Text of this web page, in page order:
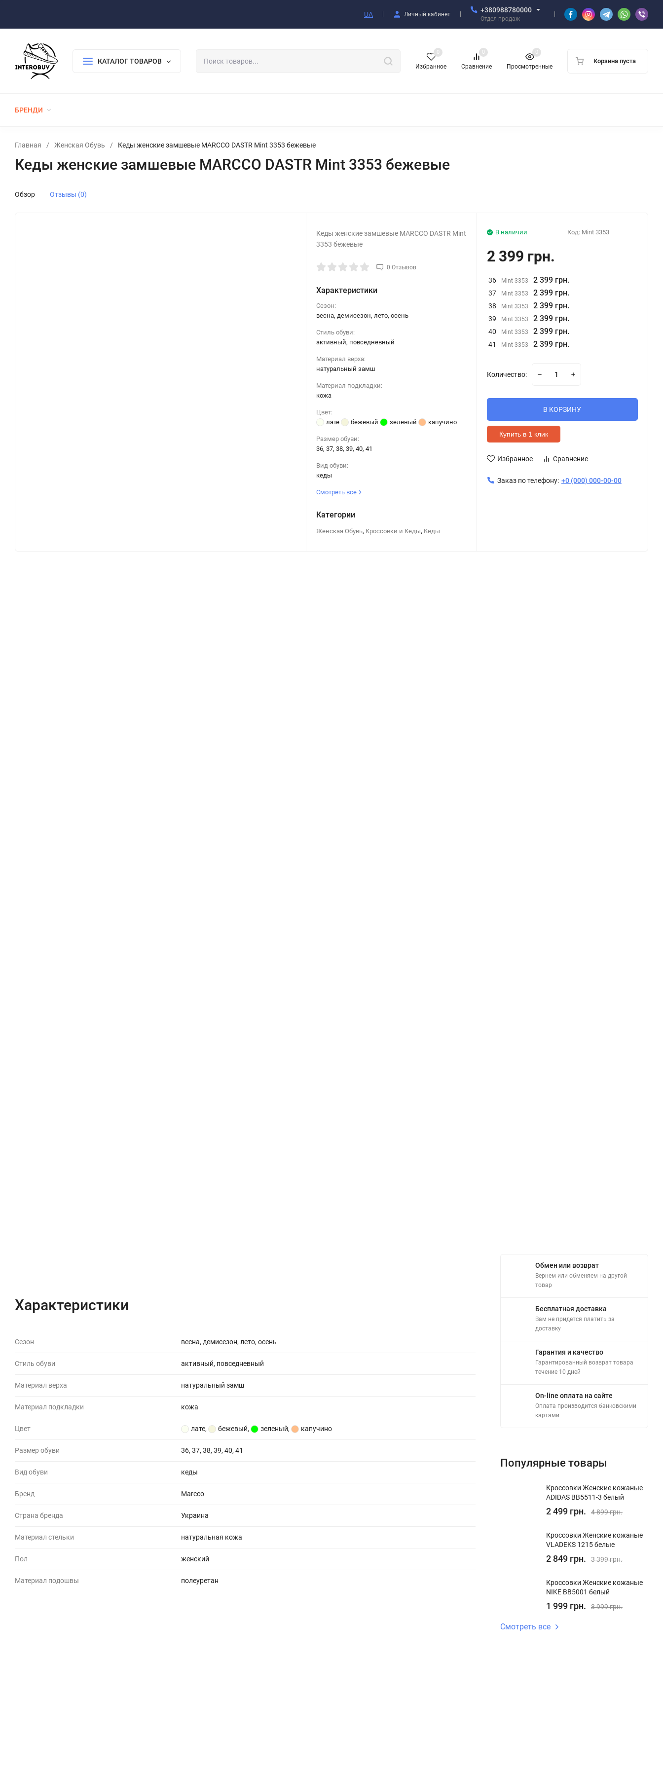
UA Личный кабинет
+380988780000
Отдел продаж
КАТАЛОГ ТОВАРОВ
Избранное
0
Сравнение
0
Просмотренные
0
Корзина пуста
БРЕНДИ
Главная / Женская Обувь / Кеды женские замшевые MARCCO DASTR Mint 3353 бежевые
Кеды женские замшевые MARCCO DASTR Mint 3353 бежевые
Обзор Отзывы (0)
Кеды женские замшевые MARCCO DASTR Mint
3353 бежевые
0 Отзывов
Характеристики
Сезон:
весна, демисезон, лето, осень
Стиль обуви:
активный, повседневный
Материал верха:
натуральный замш
Материал подкладки:
кожа
Цвет:
лате
бежевый зеленый капучино
Размер обуви:
36, 37, 38, 39, 40, 41
Вид обуви:
кеды
Смотреть все
Категории
Женская Обувь, Кроссовки и Кеды, Кеды
В наличии Код: Mint 3353
2 399 грн.
36 Mint 3353 2 399 грн.
37 Mint 3353 2 399 грн.
38 Mint 3353 2 399 грн.
39 Mint 3353 2 399 грн.
40 Mint 3353 2 399 грн.
41 Mint 3353 2 399 грн.
Количество:
В КОРЗИНУ
Купить в 1 клик
Избранное Сравнение
Заказ по телефону: +0 (000) 000-00-00
Характеристики
Сезон весна, демисезон, лето, осень
Стиль обуви активный, повседневный
Материал верха натуральный замш
Материал подкладки кожа
Цвет лате, бежевый, зеленый, капучино
Размер обуви 36, 37, 38, 39, 40, 41
Вид обуви кеды
Бренд Marcco
Страна бренда Украина
Материал стельки натуральная кожа
Пол женский
Материал подошвы полеуретан
Обмен или возврат
Вернем или обменяем на другой
товар
Бесплатная доставка
Вам не придется платить за
доставку
Гарантия и качество
Гарантированный возврат товара
течение 10 дней
On-line оплата на сайте
Оплата производится банковскими
картами
Популярные товары
Кроссовки Женские кожаные
ADIDAS BB5511-3 белый
2 499 грн. 4 899 грн.
Кроссовки Женские кожаные
VLADEKS 1215 белые
2 849 грн. 3 399 грн.
Кроссовки Женские кожаные
NIKE BB5001 белый
1 999 грн. 3 999 грн.
Смотреть все